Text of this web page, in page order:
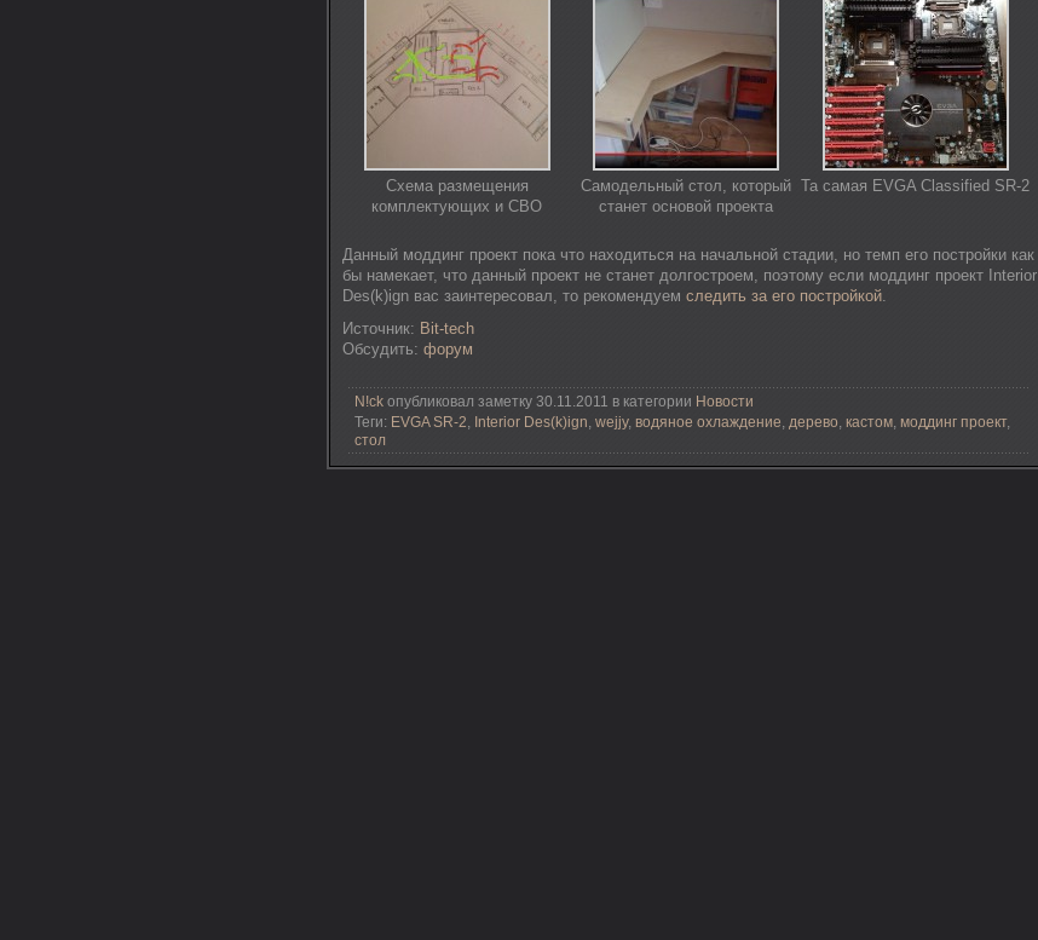
Схема размещения
комплектующих и СВО
Самодельный стол, который
станет основой проекта
Та самая EVGA Classified SR-2
Данный моддинг проект пока что находиться на начальной стадии, но темп его постройки как
бы намекает, что данный проект не станет долгостроем, поэтому если моддинг проект Interior
Des(k)ign вас заинтересовал, то рекомендуем следить за его постройкой.
Источник: Bit-tech
Обсудить: форум
N!ck опубликовал заметку 30.11.2011 в категории Новости
Теги: EVGA SR-2, Interior Des(k)ign, wejjy, водяное охлаждение, дерево, кастом, моддинг проект,
стол